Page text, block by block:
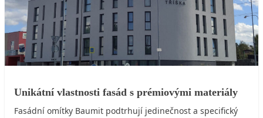
Unikátní vlastnosti fasád s prémiovými materiály
Fasádní omítky Baumit podtrhují jedinečnost a specifický